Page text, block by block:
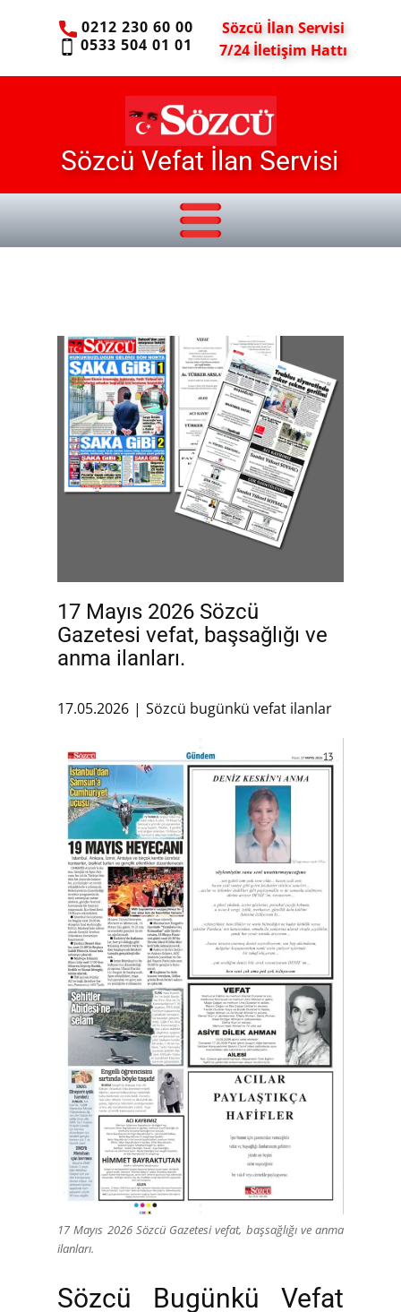
0212 230 60 00
0533 504 01 01
Sözcü İlan Servisi
7/24 İletişim Hattı
Sözcü Vefat İlan Servisi
17 Mayıs 2026 Sözcü
Gazetesi vefat, başsağlığı ve
anma ilanları.
17.05.2026 Sözcü bugünkü vefat ilanlar
17 Mayıs 2026 Sözcü Gazetesi vefat, başsağlığı ve anma
ilanları.
Sözcü Bugünkü Vefat